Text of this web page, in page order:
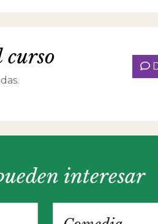
curso
interesar